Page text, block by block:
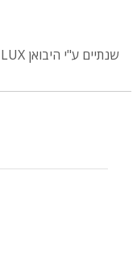
שנתיים ע"י היבואן LUX